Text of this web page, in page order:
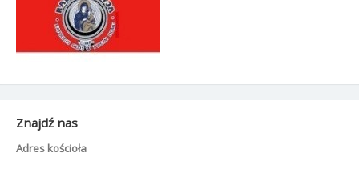
Znajdź nas
Adres kościoła